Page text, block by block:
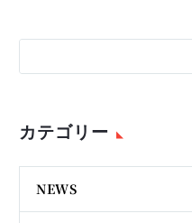
カテゴリー
NEWS